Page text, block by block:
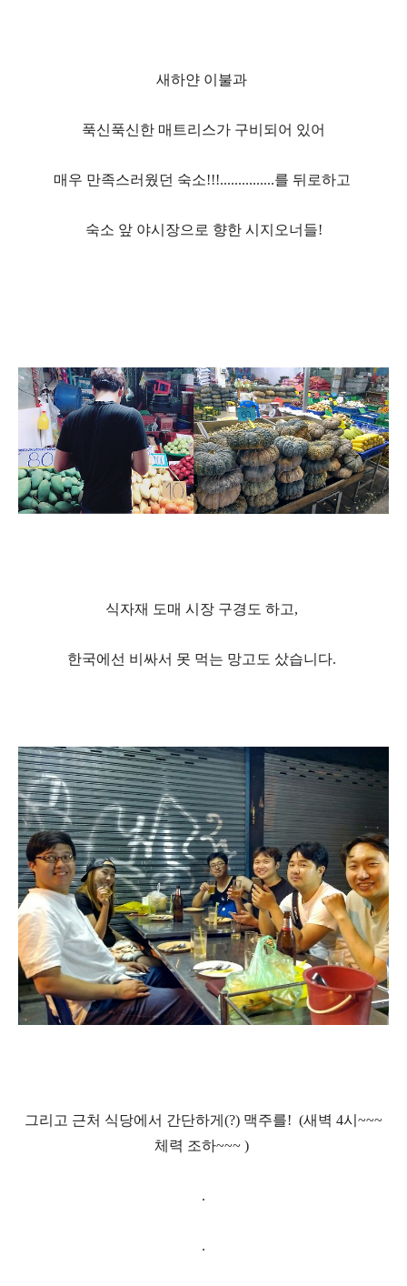
새하얀 이불과
푹신푹신한 매트리스가 구비되어 있어
매우 만족스러웠던 숙소!!!...............를 뒤로하고
숙소 앞 야시장으로 향한 시지오너들!
식자재 도매 시장 구경도 하고,
한국에선 비싸서 못 먹는 망고도 샀습니다.
그리고 근처 식당에서 간단하게 (?) 맥주를! (새벽 4시 ~~~
체력 조하~~~ )
.
.